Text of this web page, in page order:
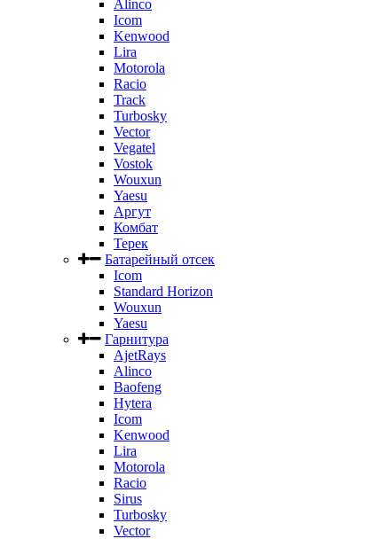
Alinco
Icom
Kenwood
Lira
Motorola
Racio
Track
Turbosky
Vector
Vegatel
Vostok
Wouxun
Yaesu
Аргут
Комбат
Терек
Батарейный отсек
Icom
Standard Horizon
Wouxun
Yaesu
Гарнитура
AjetRays
Alinco
Baofeng
Hytera
Icom
Kenwood
Lira
Motorola
Racio
Sirus
Turbosky
Vector